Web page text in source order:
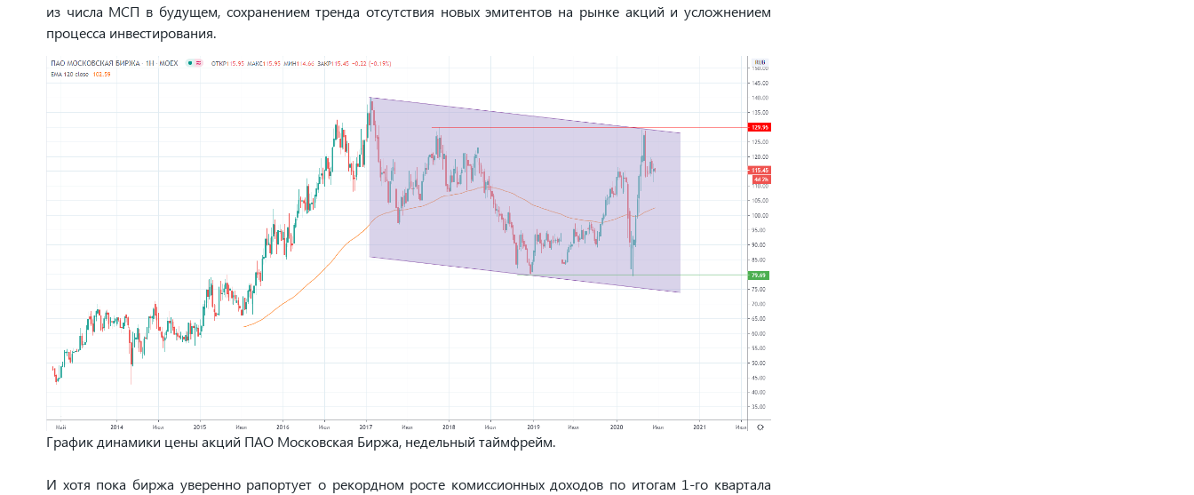
из числа МСП в будущем, сохранением тренда отсутствия новых эмитентов на рынке акций и усложнением
процесса инвестирования.
График динамики цены акций ПАО Московская Биржа, недельный таймфрейм.
И хотя пока биржа уверенно рапортует о рекордном росте комиссионных доходов по итогам 1-го квартала